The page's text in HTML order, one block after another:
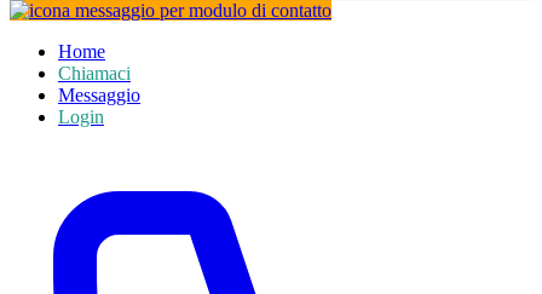
Home
Chiamaci
Messaggio
Login